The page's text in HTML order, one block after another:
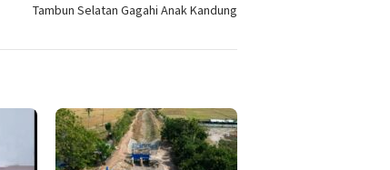
Tambun Selatan Gagahi Anak Kandung